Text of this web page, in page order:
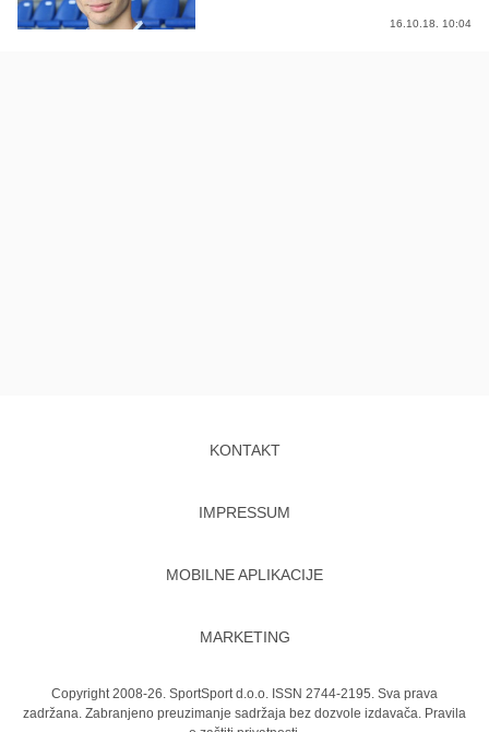
16.10.18. 10:04
KONTAKT
IMPRESSUM
MOBILNE APLIKACIJE
MARKETING
Copyright 2008-26. SportSport d.o.o. ISSN 2744-2195. Sva prava
zadržana. Zabranjeno preuzimanje sadržaja bez dozvole izdavača. Pravila